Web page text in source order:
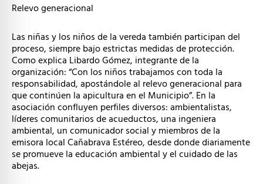
Relevo generacional
Las niñas y los niños de la vereda también participan del
proceso, siempre bajo estrictas medidas de protección.
Como explica Libardo Gómez, integrante de la
organización: “Con los niños trabajamos con toda la
responsabilidad, apostándole al relevo generacional para
que continúen la apicultura en el Municipio”. En la
asociación confluyen perfiles diversos: ambientalistas,
líderes comunitarios de acueductos, una ingeniera
ambiental, un comunicador social y miembros de la
emisora local Cañabrava Estéreo, desde donde diariamente
se promueve la educación ambiental y el cuidado de las
abejas.